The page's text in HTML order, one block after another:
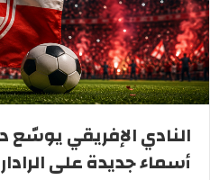
أسماء جديدة على الرادار